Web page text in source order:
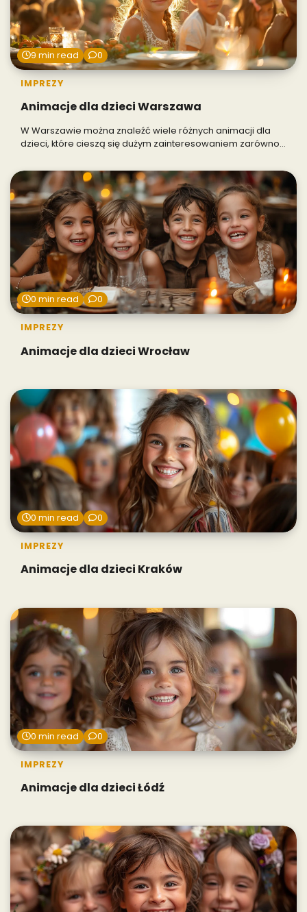
9 min read 0
IMPREZY
Animacje dla dzieci Warszawa
W Warszawie można znaleźć wiele różnych animacji dla
dzieci, które cieszą się dużym zainteresowaniem zarówno…
0 min read 0
IMPREZY
Animacje dla dzieci Wrocław
0 min read 0
IMPREZY
Animacje dla dzieci Kraków
0 min read 0
IMPREZY
Animacje dla dzieci Łódź